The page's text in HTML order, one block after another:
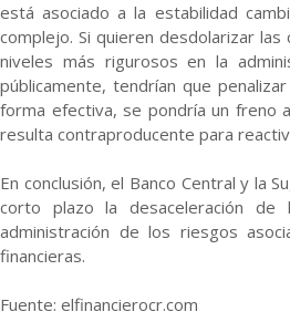
está asociado a la estabilidad
complejo. Si quieren desdolarizar
niveles más rigurosos en la
públicamente, tendrían que
forma efectiva, se pondría un freno
resulta contraproducente para
En conclusión, el Banco Central y la
corto plazo la desaceleración
administración de los riesgos
financieras.
Fuente: elfinancierocr.com